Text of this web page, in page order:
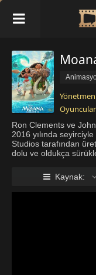
Macera
Ron Clements ve
2016 yılında
Studios tarafından
dolu ve oldukça
... Daha fazla
Kaynak: